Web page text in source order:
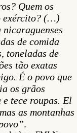
Quem os
exército? (…)
nicaraguenses
de comida
toneladas de
tão exatas
É o povo que
os grãos
tece roupas. El
as montanhas
.